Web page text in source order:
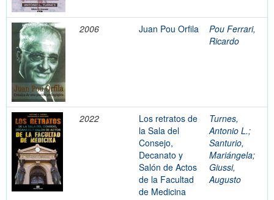
2006 Juan Pou Orfila
Pou Ferrari,
Ricardo
2022
Los retratos de
la Sala del
Consejo,
Decanato y
Salón de Actos
de la Facultad
de Medicina
Turnes,
Antonio L.;
Santurio,
Mariángela;
Giussi,
Augusto